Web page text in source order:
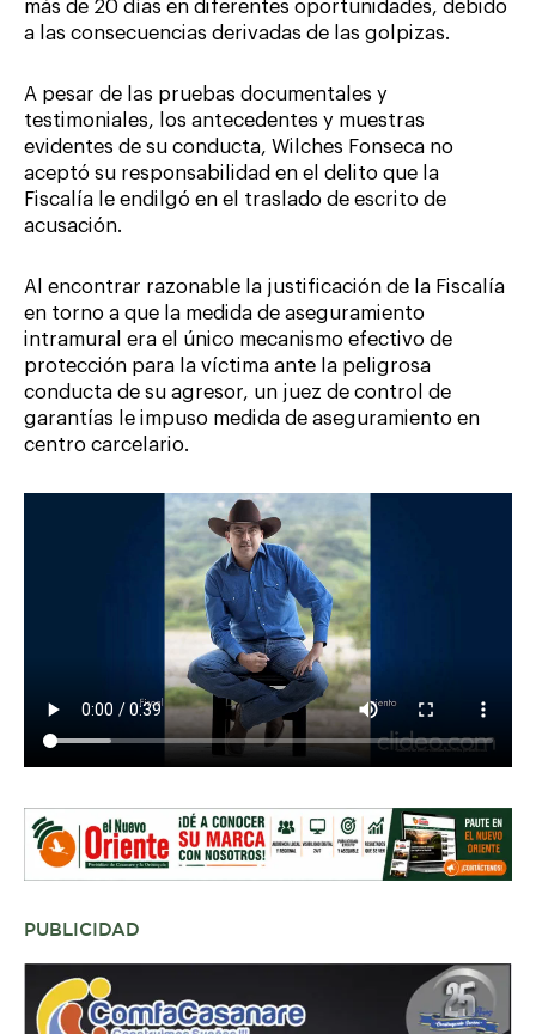
más de 20 días en diferentes oportunidades, debido
a las consecuencias derivadas de las golpizas.
A pesar de las pruebas documentales y
testimoniales, los antecedentes y muestras
evidentes de su conducta, Wilches Fonseca no
aceptó su responsabilidad en el delito que la
Fiscalía le endilgó en el traslado de escrito de
acusación.
Al encontrar razonable la justificación de la Fiscalía
en torno a que la medida de aseguramiento
intramural era el único mecanismo efectivo de
protección para la víctima ante la peligrosa
conducta de su agresor, un juez de control de
garantías le impuso medida de aseguramiento en
centro carcelario.
PUBLICIDAD